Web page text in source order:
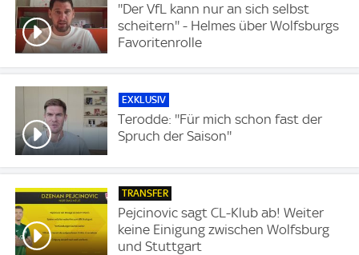
''Der VfL kann nur an sich selbst
scheitern'' - Helmes über Wolfsburgs
Favoritenrolle
EXKLUSIV
Terodde: ''Für mich schon fast der
Spruch der Saison''
TRANSFER
Pejcinovic sagt CL-Klub ab! Weiter
keine Einigung zwischen Wolfsburg
und Stuttgart